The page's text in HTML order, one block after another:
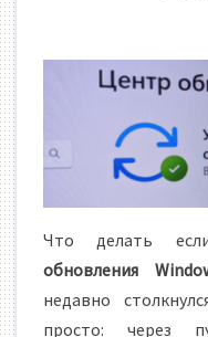
Что делать
обновления
недавно
просто: через